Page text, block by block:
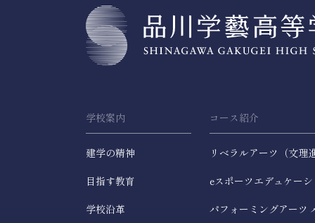
学校案内
建学の精神
目指す教育
学校沿革
コース紹介
リベラルアーツ（文理
eスポーツエデュケー
パフォーミングアーツ